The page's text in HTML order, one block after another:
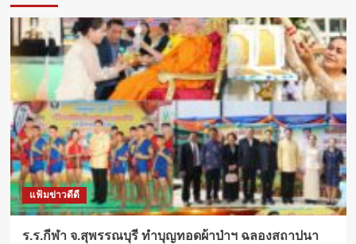
แฟ้มข่าวดีดี
ร.ร.กีฬา จ.สุพรรณบุรี ทำบุญทอดผ้าป่าฯ ฉลองสถาปนา